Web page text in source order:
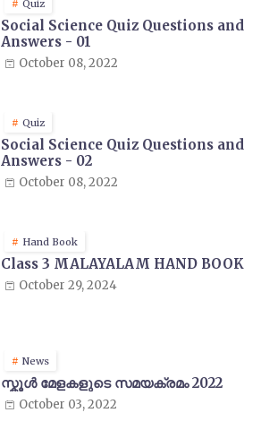
Quiz
Social Science Quiz Questions and
Answers - 01
October 08, 2022
Quiz
Social Science Quiz Questions and
Answers - 02
October 08, 2022
Hand Book
Class 3 MALAYALAM HAND BOOK
October 29, 2024
News
സ്കൂൾ മേളകളുടെ സമയക്രമം 2022
October 03, 2022